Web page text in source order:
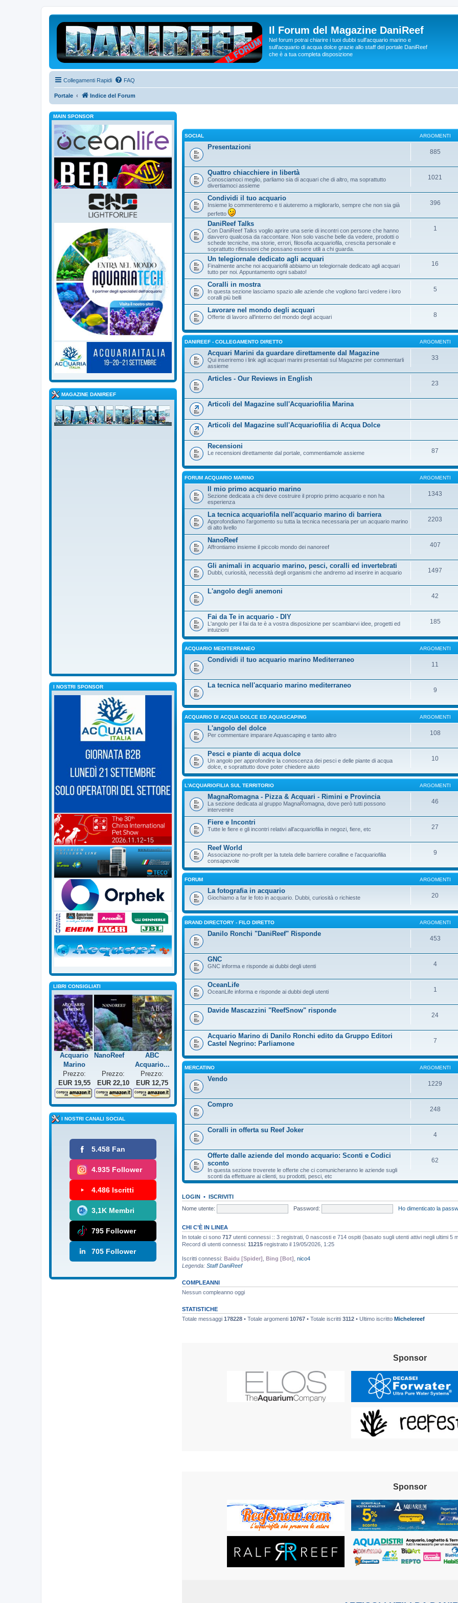
Il Forum del Magazine DaniReef
Nel forum potrai chiarire i tuoi dubbi sull'acquario marino e
sull'acquario di acqua dolce grazie allo staff del portale DaniReef
che è a tua completa disposizione
Collegamenti Rapidi FAQ
Portale Indice del Forum
SOCIAL ARGOMENTI
Presentazioni
885
Quattro chiacchiere in libertà
Conosciamoci meglio, parliamo sia di acquari che di altro, ma soprattutto
divertiamoci assieme
1021
Condividi il tuo acquario
Insieme lo commenteremo e ti aiuteremo a migliorarlo, sempre che non sia già
perfetto
396
DaniReef Talks
Con DaniReef Talks voglio aprire una serie di incontri con persone che hanno
davvero qualcosa da raccontare. Non solo vasche belle da vedere, prodotti o
schede tecniche, ma storie, errori, filosofia acquariofila, crescita personale e
soprattutto riflessioni che possano essere utili a chi guarda.
1
Un telegiornale dedicato agli acquari
Finalmente anche noi acquariofili abbiamo un telegiornale dedicato agli acquari
tutto per noi. Appuntamento ogni sabato!
16
Coralli in mostra
In questa sezione lasciamo spazio alle aziende che vogliono farci vedere i loro
coralli più belli
5
Lavorare nel mondo degli acquari
Offerte di lavoro all'interno del mondo degli acquari 8
DANIREEF - COLLEGAMENTO DIRETTO ARGOMENTI
Acquari Marini da guardare direttamente dal Magazine
Qui inseriremo i link agli acquari marini presentati sul Magazine per commentarli
assieme
33
Articles - Our Reviews in English
23
Articoli del Magazine sull'Acquariofilia Marina
Articoli del Magazine sull'Acquariofilia di Acqua Dolce
Recensioni
Le recensioni direttamente dal portale, commentiamole assieme 87
FORUM ACQUARIO MARINO ARGOMENTI
Il mio primo acquario marino
Sezione dedicata a chi deve costruire il proprio primo acquario e non ha
esperienza
1343
La tecnica acquariofila nell'acquario marino di barriera
Approfondiamo l'argomento su tutta la tecnica necessaria per un acquario marino
di alto livello
2203
NanoReef
Affrontiamo insieme il piccolo mondo dei nanoreef 407
Gli animali in acquario marino, pesci, coralli ed invertebrati
Dubbi, curiosità, necessità degli organismi che andremo ad inserire in acquario 1497
L'angolo degli anemoni
42
Fai da Te in acquario - DIY
L'angolo per il fai da te è a vostra disposizione per scambiarvi idee, progetti ed
intuizioni
185
ACQUARIO MEDITERRANEO ARGOMENTI
Condividi il tuo acquario marino Mediterraneo
11
La tecnica nell'acquario marino mediterraneo
9
ACQUARIO DI ACQUA DOLCE ED AQUASCAPING ARGOMENTI
L'angolo del dolce
Per commentare imparare Aquascaping e tanto altro 108
Pesci e piante di acqua dolce
Un angolo per approfondire la conoscenza dei pesci e delle piante di acqua
dolce, e soprattutto dove poter chiedere aiuto
10
L'ACQUARIOFILIA SUL TERRITORIO ARGOMENTI
MagnaRomagna - Pizza & Acquari - Rimini e Provincia
La sezione dedicata al gruppo MagnaRomagna, dove però tutti possono
intervenire
46
Fiere e Incontri
Tutte le fiere e gli incontri relativi all'acquariofilia in negozi, fiere, etc 27
Reef World
Associazione no-profit per la tutela delle barriere coralline e l’acquariofilia
consapevole
9
FORUM ARGOMENTI
La fotografia in acquario
Giochiamo a far le foto in acquario. Dubbi, curiosità o richieste 20
BRAND DIRECTORY - FILO DIRETTO ARGOMENTI
Danilo Ronchi "DaniReef" Risponde
453
GNC
GNC informa e risponde ai dubbi degli utenti 4
OceanLife
OceanLife informa e risponde ai dubbi degli utenti 1
Davide Mascazzini "ReefSnow" risponde
24
Acquario Marino di Danilo Ronchi edito da Gruppo Editori
Castel Negrino: Parliamone
7
MERCATINO ARGOMENTI
Vendo
1229
Compro
248
Coralli in offerta su Reef Joker
4
Offerte dalle aziende del mondo acquario: Sconti e Codici
sconto
In questa sezione troverete le offerte che ci comunicheranno le aziende sugli
sconti da effettuare ai clienti, su prodotti, pesci, etc
62
LOGIN • ISCRIVITI
Nome utente:
Password: Ho dimenticato la
CHI C’È IN LINEA
In totale ci sono 717 utenti connessi :: 3 registrati, 0 nascosti e 714 ospiti (basato sugli utenti attivi negli ultimi 5
Record di utenti connessi: 11215 registrato il 19/05/2026, 1:25
Iscritti connessi: Baidu [Spider] Bing [Bot] nico4
Legenda: Staff DaniReef
COMPLEANNI
Nessun compleanno oggi
STATISTICHE
Totale messaggi 178228 • Totale argomenti 10767 • Totale iscritti 3112 • Ultimo iscritto Michelereef
Sponsor
Sponsor
MAIN SPONSOR
MAGAZINE DANIREEF
I NOSTRI SPONSOR
LIBRI CONSIGLIATI
Acquario
Marino
NanoReef
ABC
Acquario...
Prezzo:
EUR 19,55
Prezzo:
EUR 22,10
Prezzo:
EUR 12,75
I NOSTRI CANALI SOCIAL
5.458 Fan
4.935 Follower
4.486 Iscritti
3,1K Membri
795 Follower
705 Follower